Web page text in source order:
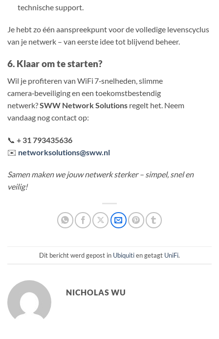
technische support.
Je hebt zo één aanspreekpunt voor de volledige levenscyclus
van je netwerk – van eerste idee tot blijvend beheer.
6. Klaar om te starten?
Wil je profiteren van WiFi 7‑snelheden, slimme
camera‑beveiliging en een toekomstbestendig
netwerk?SWW Network Solutions regelt het. Neem
vandaag nog contact op:
📞 + 31 793435636
✉️ networksolutions@sww.nl
Samen maken we jouw netwerk sterker – simpel, snel en
veilig!
Dit bericht werd gepost in Ubiquitien getagt UniFi.
NICHOLAS WU